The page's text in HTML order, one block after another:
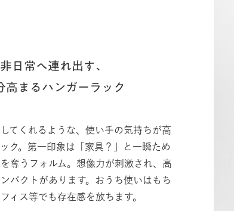
非日常へ連れ出す、
高まるハンガーラック
てくれるような、使い手の気持ちが高
ク。第一印象は「家具？」と一瞬ため
奪うフォルム。想像力が刺激され、高
パクトがあります。おうち使いはもち
ィス等でも存在感を放ちます。